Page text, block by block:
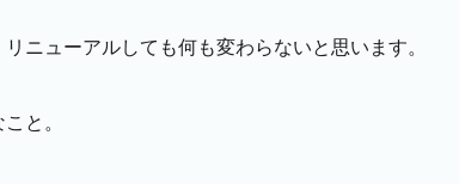
ニューアルしても何も変わらないと思います。
と。